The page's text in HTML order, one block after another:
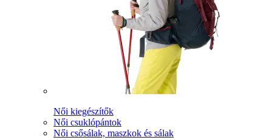
Női kiegészítők
Női csuklópántok
Női csősálak, maszkok és sálak